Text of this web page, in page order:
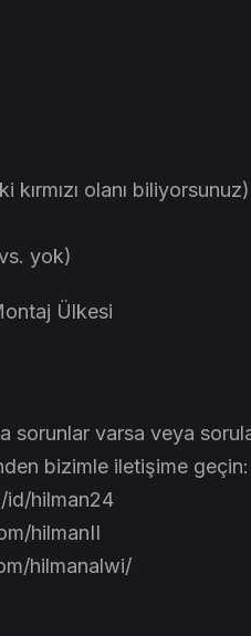
kırmızı olanı biliyorsunuz)
yok)
Ülkesi
varsa veya
bizimle iletişime geçin:
id/hilman24
hilmanII
hilmanalwi/